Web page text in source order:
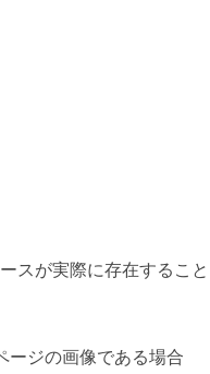
スが実際に存在すること
ージの画像である場合